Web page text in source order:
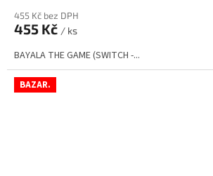
455 Kč bez DPH
455 Kč / ks
BAYALA THE GAME (SWITCH -...
BAZAR.